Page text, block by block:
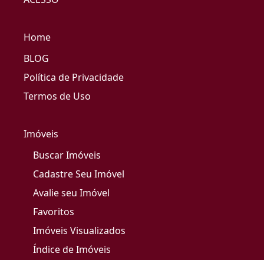
Home
BLOG
Política de Privacidade
Termos de Uso
Imóveis
Buscar Imóveis
Cadastre Seu Imóvel
Avalie seu Imóvel
Favoritos
Imóveis Visualizados
Índice de Imóveis